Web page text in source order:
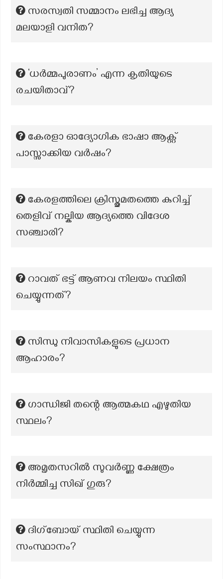
സരസ്വതി സമ്മാനം ലഭിച്ച ആദ്യ
മലയാളി വനിത?
‘ധർമ്മപുരാണം’ എന്ന കൃതിയുടെ
രചയിതാവ്?
കേരളാ ഓദ്യോഗിക ഭാഷാ ആക്റ്റ്
പാസ്സാക്കിയ വർഷം?
കേരളത്തിലെ ക്രിസ്തുമതത്തെ കുറിച്ച്
തെളിവ് നല്കിയ ആദ്യത്തെ വിദേശ
സഞ്ചാരി?
റാവത് ഭട്ട് ആണവ നിലയം സ്ഥിതി
ചെയ്യുന്നത്?
സിന്ധു നിവാസികളുടെ പ്രധാന
ആഹാരം?
ഗാന്ധിജി തന്റെ ആത്മകഥ എഴുതിയ
സ്ഥലം?
അമൃതസറിൽ സുവർണ്ണ ക്ഷേത്രം
നിർമ്മിച്ച സിഖ് ഗുരു?
ദിഗ്ബോയ് സ്ഥിതി ചെയ്യുന്ന
സംസ്ഥാനം?